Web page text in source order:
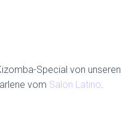
Special von unseren
vom Salon Latino.